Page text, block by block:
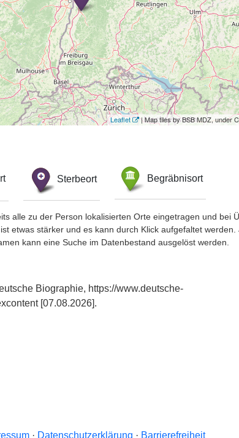
Leaflet | Map tiles by BSB MDZ, under
Sterbeort Begräbnisort
alle zu der Person lokalisierten Orte eingetragen und bei
etwas stärker und es kann durch Klick aufgefaltet
kann eine Suche im Datenbestand ausgelöst werden.
Biographie, https://www.deutsche-
[07.08.2026].
· Datenschutzerklärung · Barrierefreiheit